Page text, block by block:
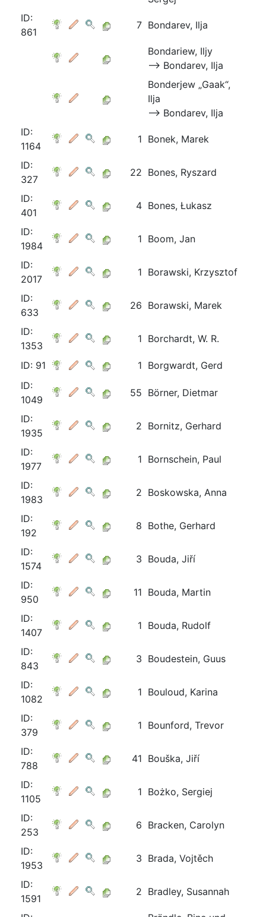
ID:
861
7 Bondarev, Ilja
Bondariew, Iljy
⟶ Bondarev, Ilja
Bonderjew „Gaak“,
Ilja
⟶ Bondarev, Ilja
ID:
1164
1 Bonek, Marek
ID:
327
22 Bones, Ryszard
ID:
401
4 Bones, Łukasz
ID:
1984
1 Boom, Jan
ID:
2017
1 Borawski, Krzysztof
ID:
633
26 Borawski, Marek
ID:
1353
1 Borchardt, W. R.
ID: 91 1 Borgwardt, Gerd
ID:
1049
55 Börner, Dietmar
ID:
1935
2 Bornitz, Gerhard
ID:
1977
1 Bornschein, Paul
ID:
1983
2 Boskowska, Anna
ID:
192
8 Bothe, Gerhard
ID:
1574
3 Bouda, Jiří
ID:
950
11 Bouda, Martin
ID:
1407
1 Bouda, Rudolf
ID:
843
3 Boudestein, Guus
ID:
1082
1 Bouloud, Karina
ID:
379
1 Bounford, Trevor
ID:
788
41 Bouška, Jiří
ID:
1105
1 Bożko, Sergiej
ID:
253
6 Bracken, Carolyn
ID:
1953
3 Brada, Vojtěch
ID:
1591
2 Bradley, Susannah